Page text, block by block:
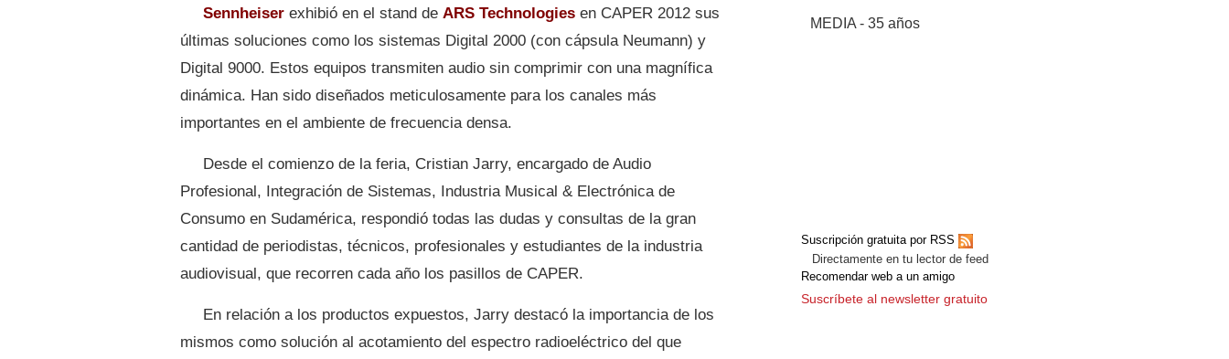
Sennheiser exhibió en el stand de ARS Technologies en CAPER 2012 sus
últimas soluciones como los sistemas Digital 2000 (con cápsula Neumann) y
Digital 9000. Estos equipos transmiten audio sin comprimir con una magnífica
dinámica. Han sido diseñados meticulosamente para los canales más
importantes en el ambiente de frecuencia densa.
Desde el comienzo de la feria, Cristian Jarry, encargado de Audio
Profesional, Integración de Sistemas, Industria Musical & Electrónica de
Consumo en Sudamérica, respondió todas las dudas y consultas de la gran
cantidad de periodistas, técnicos, profesionales y estudiantes de la industria
audiovisual, que recorren cada año los pasillos de CAPER.
En relación a los productos expuestos, Jarry destacó la importancia de los
mismos como solución al acotamiento del espectro radioeléctrico del que
MEDIA - 35 años
Suscripción gratuita por RSS
Directamente en tu lector de feed
Recomendar web a un amigo
Suscríbete al newsletter gratuito